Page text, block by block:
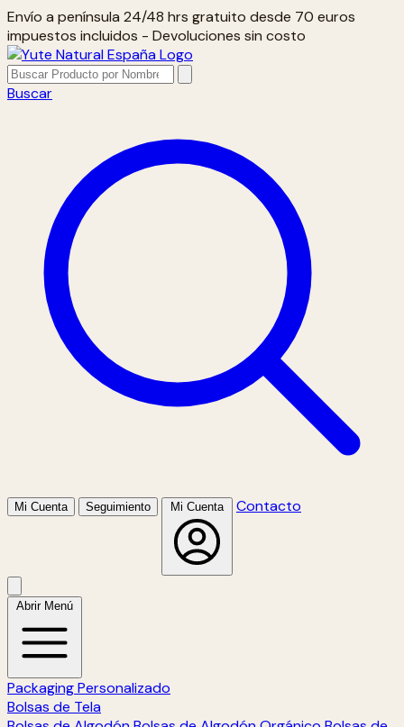
Envío a península 24/48 hrs gratuito desde 70 euros
impuestos incluidos - Devoluciones sin costo
Buscar
Mi Cuenta Seguimiento Mi Cuenta Contacto
Abrir Menú
Packaging Personalizado
Bolsas de Tela